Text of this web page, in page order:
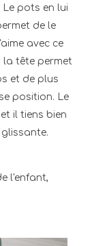
Le pots en lui
de le
avec ce
la tête permet
et de plus
position. Le
il tiens bien
l'enfant,